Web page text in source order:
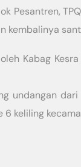
Pesantren,
kembalinya
Kabag
undangan
6 keliling